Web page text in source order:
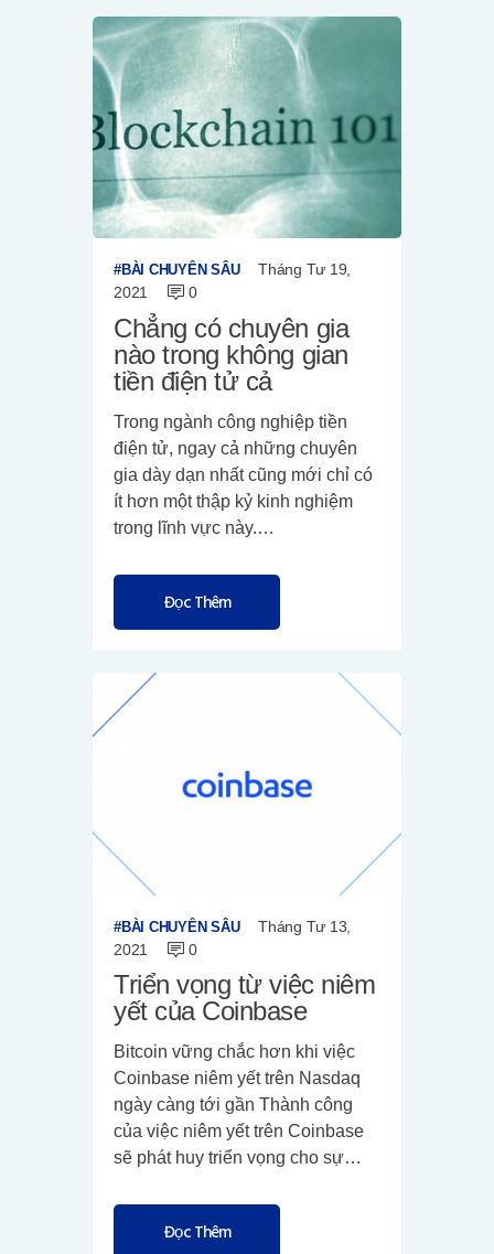
BÀI CHUYÊN SÂU
Tháng Tư 19,
2021
0
Chẳng có chuyên gia
nào trong không gian
tiền điện tử cả
Trong ngành công nghiệp tiền
điện tử, ngay cả những chuyên
gia dày dạn nhất cũng mới chỉ có
ít hơn một thập kỷ kinh nghiệm
trong lĩnh vực này.…
Đọc Thêm
BÀI CHUYÊN SÂU
Tháng Tư 13,
2021
0
Triển vọng từ việc niêm
yết của Coinbase
Bitcoin vững chắc hơn khi việc
Coinbase niêm yết trên Nasdaq
ngày càng tới gần Thành công
của việc niêm yết trên Coinbase
sẽ phát huy triển vọng cho sự…
Đọc Thêm